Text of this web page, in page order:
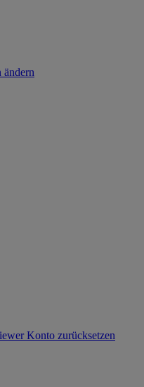
ändern
Konto zurücksetzen